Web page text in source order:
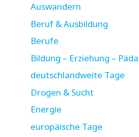
Auswandern
Beruf & Ausbildung
Berufe
Bildung – Erziehung –
deutschlandweite Tage
Drogen & Sucht
Energie
europäische Tage